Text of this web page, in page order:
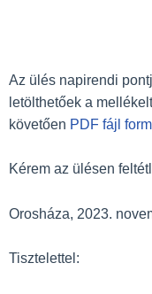
Az ülés napirendi
letölthetőek a
követően PDF fájl
Kérem az ülésen
Orosháza, 2023.
Tisztelettel: